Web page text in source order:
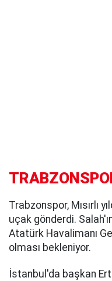
Trabzonspor, Mısırlı
uçak gönderdi.
Atatürk Havalimanı
olması bekleniyor.
İstanbul'da başkan